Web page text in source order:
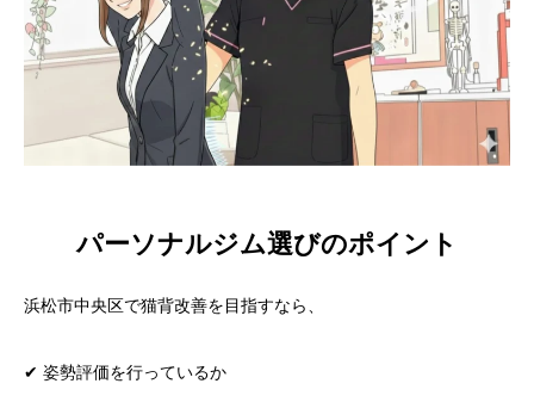
パーソナルジム選びのポイント
浜松市中央区で猫背改善を目指すなら、
✔ 姿勢評価を行っているか